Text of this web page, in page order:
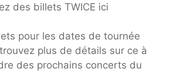
des billets TWICE ici
pour les dates de tournée
plus de détails sur ce à
des prochains concerts du